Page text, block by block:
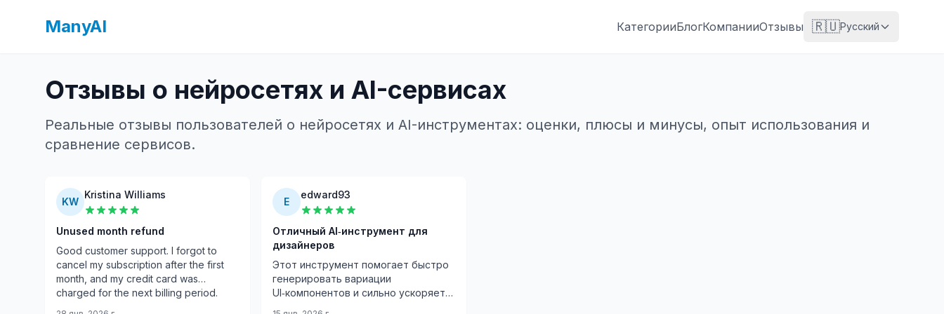
ManyAI КатегорииБлогКомпанииОтзывы 🇷🇺Русский
Отзывы о нейросетях и AI-сервисах
Реальные отзывы пользователей о нейросетях и AI-инструментах: оценки, плюсы и минусы, опыт использования и
сравнение сервисов.
KW
Kristina Williams
Unused month refund
Good customer support. I forgot to
cancel my subscription after the first
month, and my credit card was
charged for the next billing period.
E
edward93
Отличный AI‑инструмент для
дизайнеров
Этот инструмент помогает быстро
генерировать вариации
UI‑компонентов и сильно ускоряет